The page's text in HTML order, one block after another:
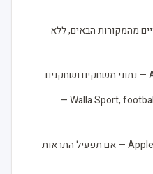
מהמקורות הבאים, ללא
Walla Sport, football.org.il, Flashscore, Sport5 —
Apple Push Notification Service — אם תפעיל התראות